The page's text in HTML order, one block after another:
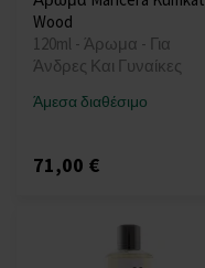
Wood
120ml - Άρωμα - Για
Άνδρες Και Γυναίκες
Άμεσα διαθέσιμο
71,00 €